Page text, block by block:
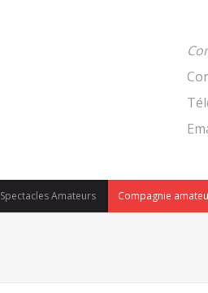
Spectacles Amateurs Compagnie